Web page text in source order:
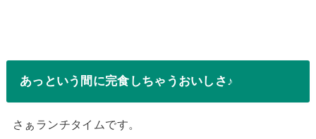
あっという間に完食しちゃうおいしさ♪
さぁランチタイムです。